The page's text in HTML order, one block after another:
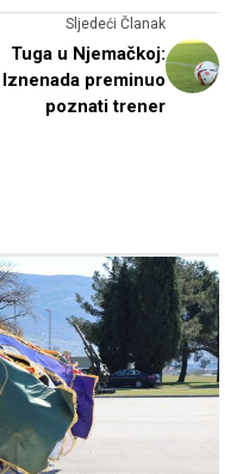
Sljedeći Članak
Tuga u Njemačkoj:
Iznenada preminuo
poznati trener